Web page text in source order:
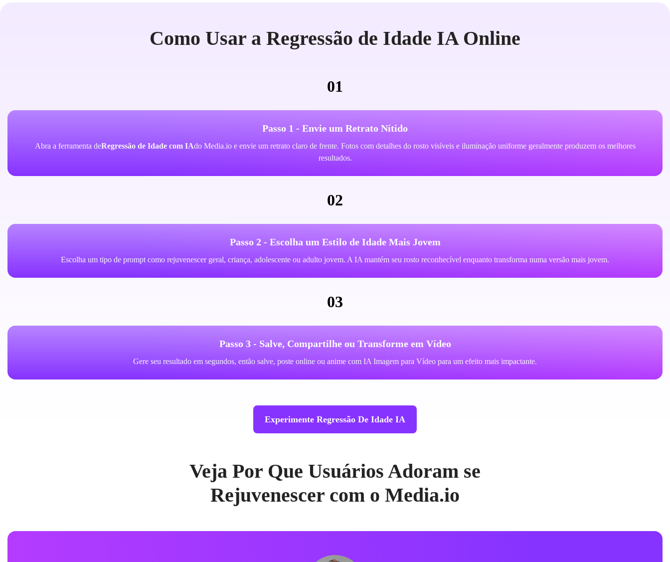
Como Usar a Regressão de Idade IA Online
01
Passo 1 - Envie um Retrato Nítido
Abra a ferramenta deRegressão de Idade com IAdo Media.io e envie um retrato claro de frente. Fotos com detalhes do rosto visíveis e iluminação uniforme geralmente produzem os melhores
resultados.
02
Passo 2 - Escolha um Estilo de Idade Mais Jovem
Escolha um tipo de prompt como rejuvenescer geral, criança, adolescente ou adulto jovem. A IA mantém seu rosto reconhecível enquanto transforma numa versão mais jovem.
03
Passo 3 - Salve, Compartilhe ou Transforme em Vídeo
Gere seu resultado em segundos, então salve, poste online ou anime com IA Imagem para Vídeo para um efeito mais impactante.
Experimente Regressão De Idade IA
Veja Por Que Usuários Adoram se
Rejuvenescer com o Media.io